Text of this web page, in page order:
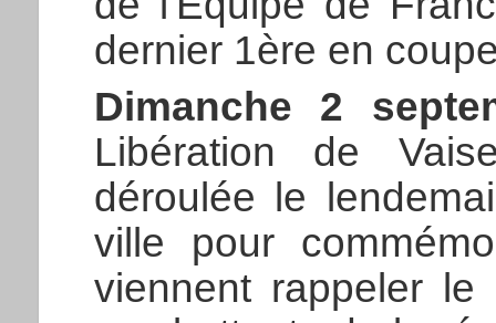
dernier 1ère en
Dimanche 2
Libération de
déroulée le
ville pour
viennent rappeler